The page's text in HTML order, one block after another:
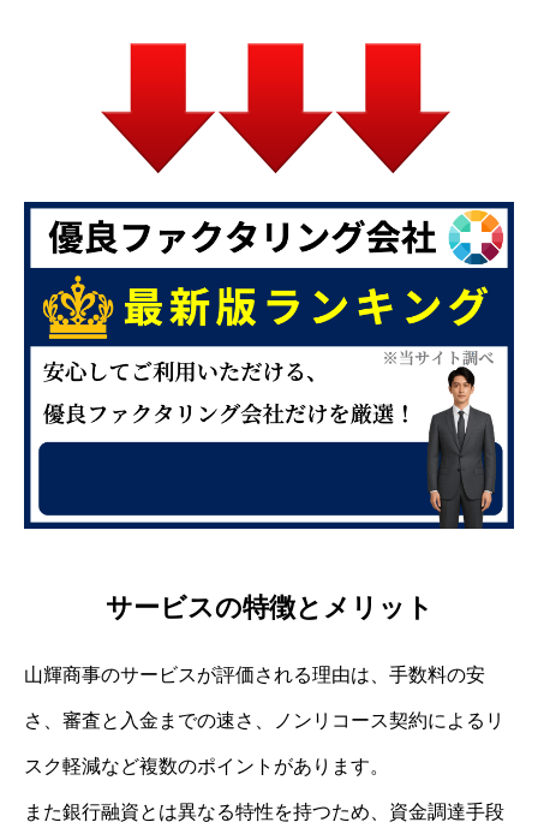
サービスの特徴とメリット
山輝商事のサービスが評価される理由は、手数料の安
さ、審査と入金までの速さ、ノンリコース契約によるリ
スク軽減など複数のポイントがあります。
また銀行融資とは異なる特性を持つため、資金調達手段